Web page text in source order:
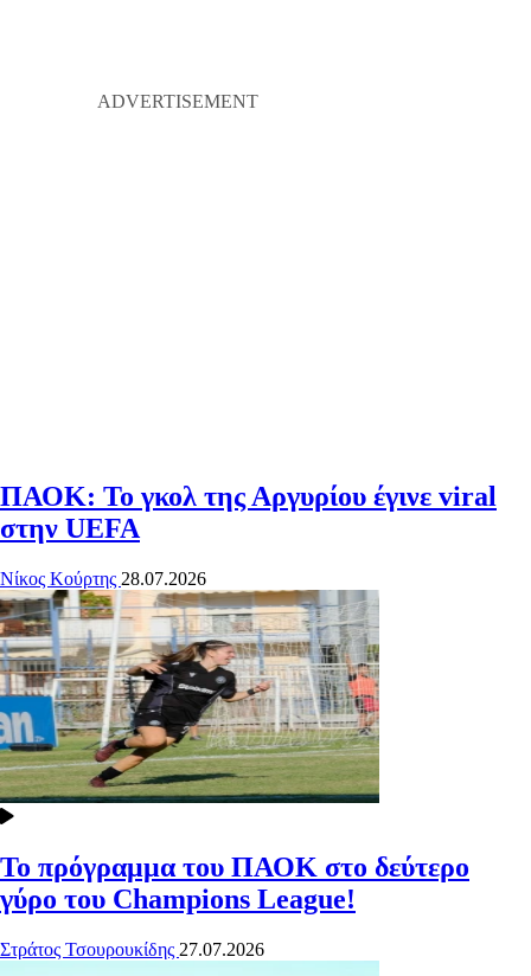
ΠΑΟΚ: Το γκολ της Αργυρίου έγινε viral
στην UEFA
Νίκος Κούρτης 28.07.2026
Το πρόγραμμα του ΠΑΟΚ στο δεύτερο
γύρο του Champions League!
Στράτος Τσουρουκίδης 27.07.2026